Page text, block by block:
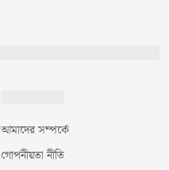
আমাদের সম্পর্কে
গোপনীয়তা নীতি